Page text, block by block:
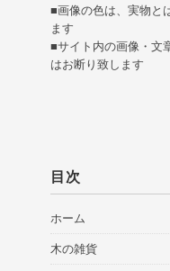
■画像の色は、実物と
ます
■サイト内の画像・文
はお断り致します
目次
ホーム
木の雑貨